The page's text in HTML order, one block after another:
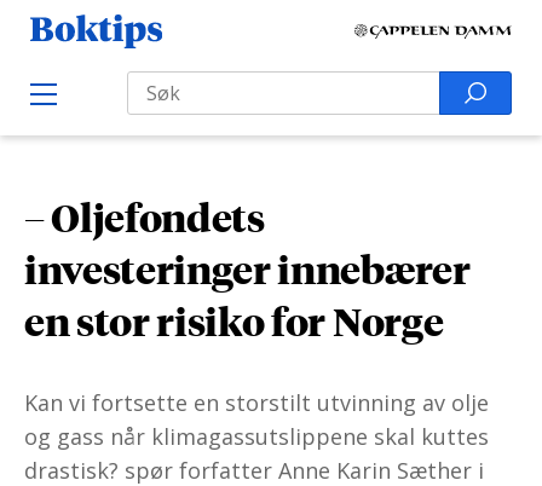
B
o
k
t
O
p
e
n
e
c
h
f
o
:
Search
– Oljefondets
investeringer innebærer
en stor risiko for Norge
Kan vi fortsette en storstilt utvinning av olje
og gass når klimagassutslippene skal kuttes
drastisk? spør forfatter Anne Karin Sæther i